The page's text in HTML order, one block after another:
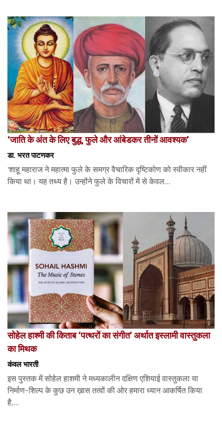
‘जाति के अंत के लिए बुद्ध, फुले और आंबेडकर तीनों आवश्यक’
डा. भरत पाटणकर
‘शाहू महाराज ने महात्मा फुले के समग्र वैचारिक दृष्टिकोण को स्वीकार नहीं
किया था। यह तथ्य है। उन्होंने फुले के विचारों में से केवल...
सोहेल हाश्मी की किताब ‘पत्थरों का संगीत’ अर्थात इस्लामी वास्तुकला
का मिथक
कंवल भारती
इस पुस्तक में सोहेल हाशमी ने मध्यकालीन दक्षिण एशियाई वास्तुकला या
निर्माण-शिल्प के कुछ उन ख़ास तत्वों की ओर हमारा ध्यान आकर्षित किया
है,...